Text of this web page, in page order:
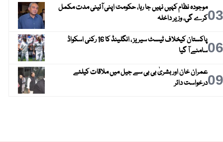
03موجودہ نظام کہیں نہیں جا رہا، حکومت اپنی آئینی مدت مکمل
کرے گی، وزیر داخلہ
06
پاکستان کیخلاف ٹیسٹ سیریز ، انگلینڈ کا 16 رکنی اسکواڈ
سامنے آ گیا
09عمران خان اور بشریٰ بی بی سے جیل میں ملاقات کیلئے
درخواست دائر